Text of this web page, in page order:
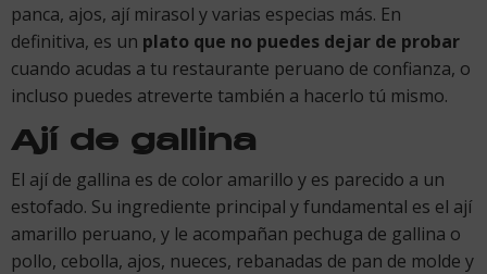
panca, ajos, ají mirasol y varias especias más. En
definitiva, es un plato que no puedes dejar de probar
cuando acudas a tu restaurante peruano de confianza, o
incluso puedes atreverte también a hacerlo tú mismo.
Ají de gallina
El ají de gallina es de color amarillo y es parecido a un
estofado. Su ingrediente principal y fundamental es el ají
amarillo peruano, y le acompañan pechuga de gallina o
pollo, cebolla, ajos, nueces, rebanadas de pan de molde y